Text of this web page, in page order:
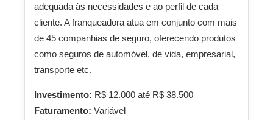
adequada às necessidades e ao perfil de cada
cliente. A franqueadora atua em conjunto com mais
de 45 companhias de seguro, oferecendo produtos
como seguros de automóvel, de vida, empresarial,
transporte etc.
Investimento: R$ 12.000 até R$ 38.500
Faturamento: Variável